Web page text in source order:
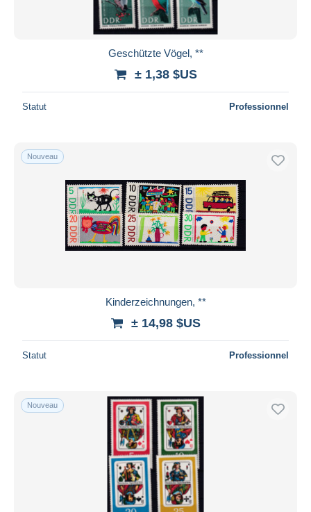
Geschützte Vögel, **
± 1,38 $US
Statut Professionnel
Nouveau
Kinderzeichnungen, **
± 14,98 $US
Statut Professionnel
Nouveau